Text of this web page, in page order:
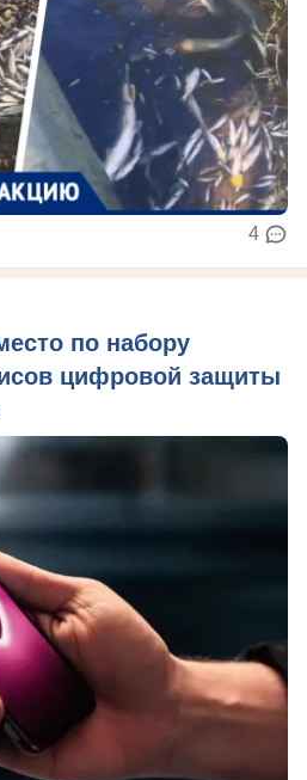
4
по набору
цифровой защиты